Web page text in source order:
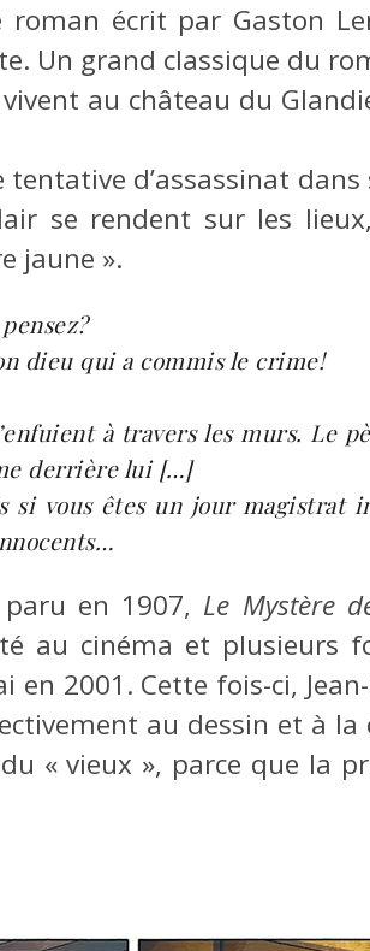
écrit par Gaston
Un grand classique du
au château du
d’assassinat
se rendent sur les
jaune ».
dieu qui a commis le crime!
à travers les murs. Le
derrière lui […]
si vous êtes un jour magistrat
en 1907, Le Mystère
au cinéma et plusieurs
2001. Cette fois-ci,
au dessin et à
« vieux », parce que la